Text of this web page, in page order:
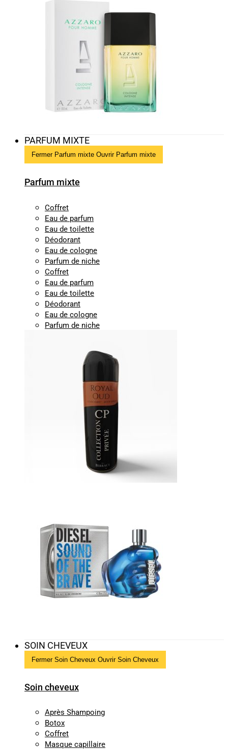
PARFUM MIXTE
Fermer Parfum mixte Ouvrir Parfum mixte
Parfum mixte
Coffret
Eau de parfum
Eau de toilette
Déodorant
Eau de cologne
Parfum de niche
Coffret
Eau de parfum
Eau de toilette
Déodorant
Eau de cologne
Parfum de niche
SOIN CHEVEUX
Fermer Soin Cheveux Ouvrir Soin Cheveux
Soin cheveux
Après Shampoing
Botox
Coffret
Masque capillaire